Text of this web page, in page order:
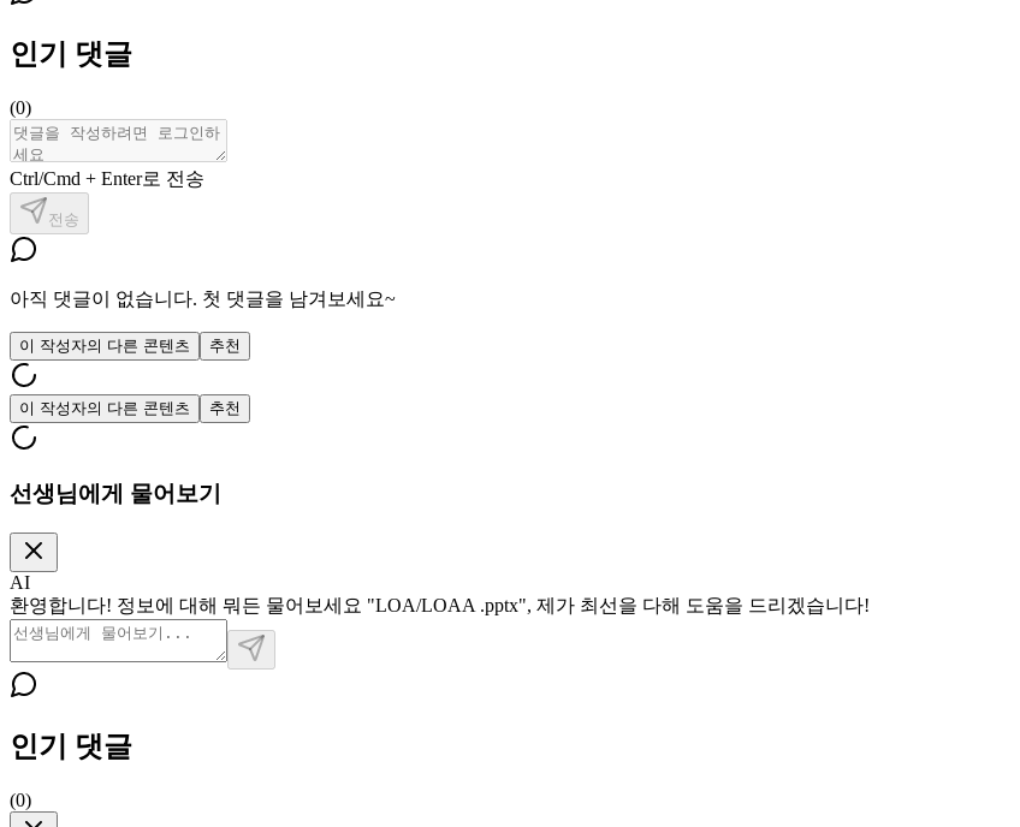
인기 댓글
(0)
Ctrl/Cmd + Enter로 전송
전송
아직 댓글이 없습니다. 첫 댓글을 남겨보세요~
이 작성자의 다른 콘텐츠 추천
이 작성자의 다른 콘텐츠 추천
선생님에게 물어보기
AI
환영합니다! 정보에 대해 뭐든 물어보세요 "LOA/LOAA .pptx", 제가 최선을 다해 도움을 드리겠습니다!
인기 댓글
(0)